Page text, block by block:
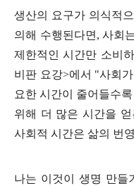
생산의 요구가 의식적
의해 수행된다면 ,사회
제한적인 시간만 소비
비판 요강>에서 "사회
요한 시간이 줄어들수
위해 더 많은 시간을 얻
사회적 시간은 삶의 번
나는 이것이 생명 만들